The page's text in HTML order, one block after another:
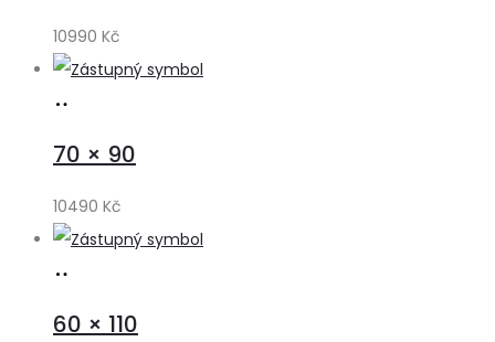
10990 Kč
košíku
70 × 90
10490 Kč
košíku
60 × 110